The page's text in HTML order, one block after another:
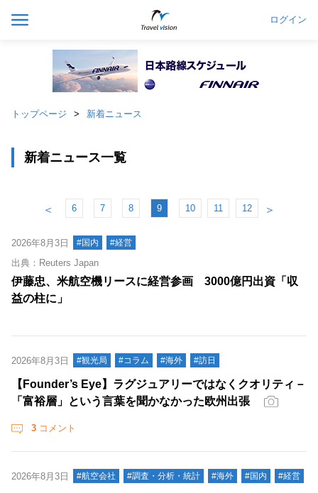
ログイン
トップページ 新着ニュース
新着ニュース一覧
＜ 6 7 8 9 10 11 12 ＞
2026年8月3日 #国内 #経営
出典：Reuters Japan
伊藤忠、米航空機リースに経営参画 3000億円出資「収
益の柱に」
2026年8月3日 #観光局 #コラム #海外 #訪日
【Founder’s Eye】ラグジュアリーではなくクオリティ－
「富裕層」という言葉を聞かなかった欧州出張
3 コメント
2026年8月3日 #航空会社 #調査・分析・統計 #海外 #国内 #経営